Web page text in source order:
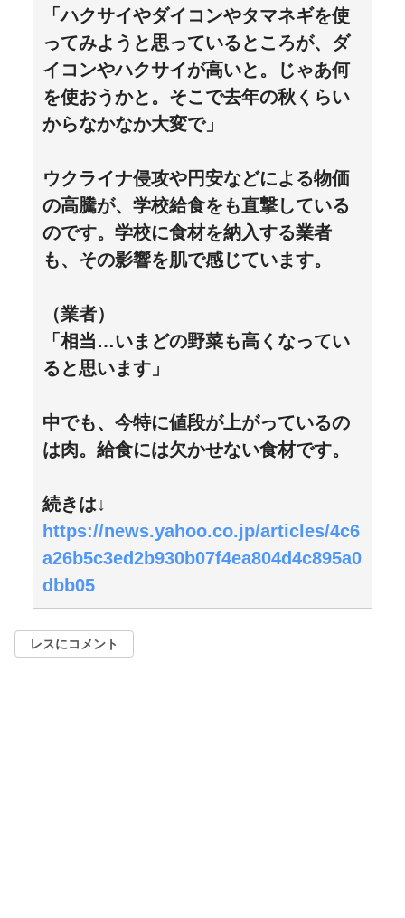
「ハクサイやダイコンやタマネギを使
ってみようと思っているところが、ダ
イコンやハクサイが高いと。じゃあ何
を使おうかと。そこで去年の秋くらい
からなかなか大変で」
ウクライナ侵攻や円安などによる物価
の高騰が、学校給食をも直撃している
のです。学校に食材を納入する業者
も、その影響を肌で感じています。
（業者）
「相当…いまどの野菜も高くなってい
ると思います」
中でも、今特に値段が上がっているの
は肉。給食には欠かせない食材です。
続きは↓
https://news.yahoo.co.jp/articles/4c6
a26b5c3ed2b930b07f4ea804d4c895a0
dbb05
レスにコメント